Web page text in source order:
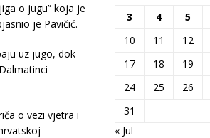
o jugu” koja je
je Pavičić.
uz jugo, dok
o vezi vjetra i
3
4 5
10
11 12
17
18 19
24
25 26
31
« Jul